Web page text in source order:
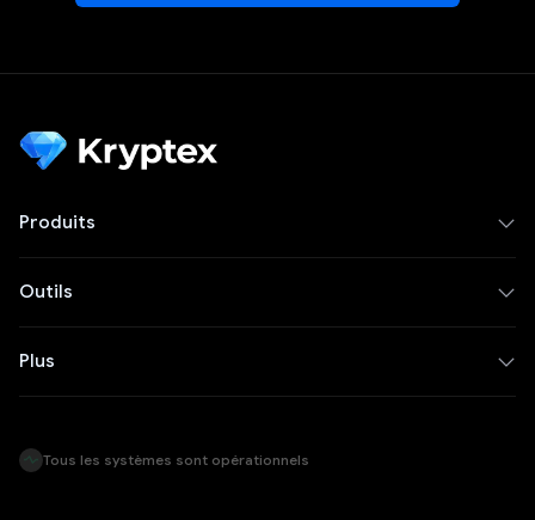
Produits
Outils
Plus
Tous les systèmes sont opérationnels